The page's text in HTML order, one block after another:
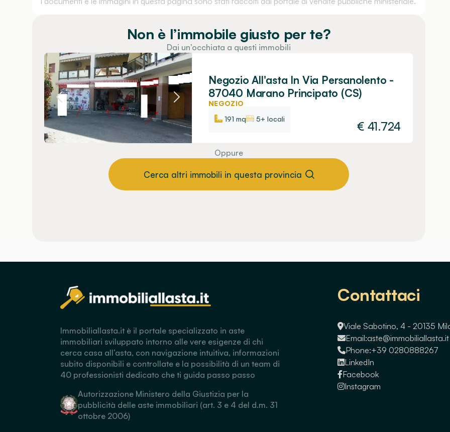
Non è l’immobile giusto per te?
Dai un’occhiata a questi immobili
Negozio All'asta In Via Persanolento -
87040 Marano Principato (CS)
NEGOZIO
191 mq
5+ locali
€ 41.724
Oppure
Cerca altri immobili in questa provincia
Immobiliallasta.it è il portale specializzato in aste
immobiliari sviluppato intorno alle vere esigenze di chi
cerca casa all’asta, con navigazione intuitiva, informazioni
subito disponibili e controllate e la possibilità di un team di
40 professionisti dedicato che ti guida passo passo
Autorizzazione Ministero della Giustizia per la
pubblicità delle aste immobiliari (art. 3 e 4 del d.m. 31
ottobre 2006)
Contattaci
Viale Sabotino, 4 - 20135
Email:aste@immobiliallasta.it
Phone:+39 0280888267
LinkedIn
Facebook
Instagram